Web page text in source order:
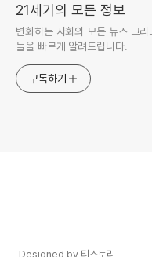
21세기의 모든 정보
변화하는 사회의 모든 뉴스 그
들을 빠르게 알려드립니다.
구독하기
Designed by 티스토리